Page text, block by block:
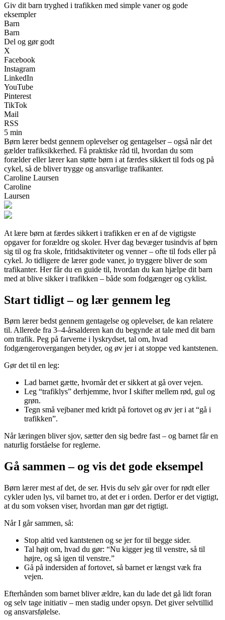
Giv dit barn tryghed i trafikken med simple vaner og gode
eksempler
Barn
Barn
Del og gør godt
X
Facebook
Instagram
LinkedIn
YouTube
Pinterest
TikTok
Mail
RSS
5 min
Børn lærer bedst gennem oplevelser og gentagelser – også når det
gælder trafiksikkerhed. Få praktiske råd til, hvordan du som
forælder eller lærer kan støtte børn i at færdes sikkert til fods og på
cykel, så de bliver trygge og ansvarlige trafikanter.
Caroline Laursen
Caroline
Laursen
At lære børn at færdes sikkert i trafikken er en af de vigtigste
opgaver for forældre og skoler. Hver dag bevæger tusindvis af børn
sig til og fra skole, fritidsaktiviteter og venner – ofte til fods eller på
cykel. Jo tidligere de lærer gode vaner, jo tryggere bliver de som
trafikanter. Her får du en guide til, hvordan du kan hjælpe dit barn
med at blive sikker i trafikken – både som fodgænger og cyklist.
Start tidligt – og lær gennem leg
Børn lærer bedst gennem gentagelse og oplevelser, de kan relatere
til. Allerede fra 3–4-årsalderen kan du begynde at tale med dit barn
om trafik. Peg på farverne i lyskrydset, tal om, hvad
fodgængerovergangen betyder, og øv jer i at stoppe ved kantstenen.
Gør det til en leg:
Lad barnet gætte, hvornår det er sikkert at gå over vejen.
Leg “trafiklys” derhjemme, hvor I skifter mellem rød, gul og
grøn.
Tegn små vejbaner med kridt på fortovet og øv jer i at “gå i
trafikken”.
Når læringen bliver sjov, sætter den sig bedre fast – og barnet får en
naturlig forståelse for reglerne.
Gå sammen – og vis det gode eksempel
Børn lærer mest af det, de ser. Hvis du selv går over for rødt eller
cykler uden lys, vil barnet tro, at det er i orden. Derfor er det vigtigt,
at du som voksen viser, hvordan man gør det rigtigt.
Når I går sammen, så:
Stop altid ved kantstenen og se jer for til begge sider.
Tal højt om, hvad du gør: “Nu kigger jeg til venstre, så til
højre, og så igen til venstre.”
Gå på indersiden af fortovet, så barnet er længst væk fra
vejen.
Efterhånden som barnet bliver ældre, kan du lade det gå lidt foran
og selv tage initiativ – men stadig under opsyn. Det giver selvtillid
og ansvarsfølelse.